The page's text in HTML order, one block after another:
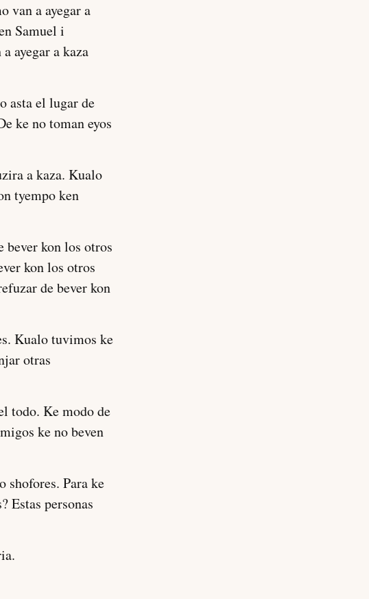
van a ayegar a
Samuel i
ayegar a kaza
asta el lugar de
ke no toman eyos
a kaza. Kualo
tyempo ken
bever kon los otros
kon los otros
de bever kon
Kualo tuvimos ke
otras
todo. Ke modo de
ke no beven
shofores. Para ke
Estas personas